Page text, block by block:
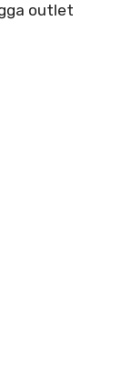
outlet